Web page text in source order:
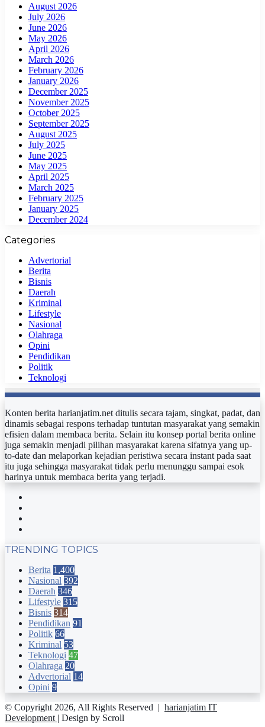
August 2026
July 2026
June 2026
May 2026
April 2026
March 2026
February 2026
January 2026
December 2025
November 2025
October 2025
September 2025
August 2025
July 2025
June 2025
May 2025
April 2025
March 2025
February 2025
January 2025
December 2024
Categories
Advertorial
Berita
Bisnis
Daerah
Kriminal
Lifestyle
Nasional
Olahraga
Opini
Pendidikan
Politik
Teknologi
Konten berita harianjatim.net ditulis secara tajam, singkat, padat, dan
dinamis sebagai respons terhadap tuntutan masyarakat yang semakin
efisien dalam membaca berita. Selain itu konsep portal berita online
juga semakin menjadi pilihan masyarakat karena sifatnya yang up-
to-date dan melaporkan kejadian peristiwa secara instant pada saat
itu juga sehingga masyarakat tidak perlu menunggu sampai esok
harinya untuk membaca berita yang terjadi.
TRENDING TOPICS
Berita 1,400
Nasional 392
Daerah 346
Lifestyle 315
Bisnis 314
Pendidikan 91
Politik 66
Kriminal 53
Teknologi 47
Olahraga 20
Advertorial 14
Opini 9
© Copyright 2026, All Rights Reserved | harianjatim IT
Development | Design by Scroll